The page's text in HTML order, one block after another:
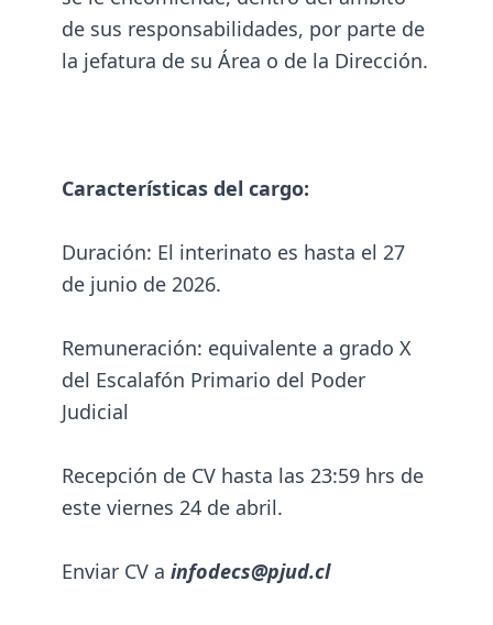
de sus responsabilidades, por parte de
la jefatura de su Área o de la Dirección.
Características del cargo:
Duración: El interinato es hasta el 27
de junio de 2026.
Remuneración: equivalente a grado X
del Escalafón Primario del Poder
Judicial
Recepción de CV hasta las 23:59 hrs de
este viernes 24 de abril.
Enviar CV a infodecs@pjud.cl